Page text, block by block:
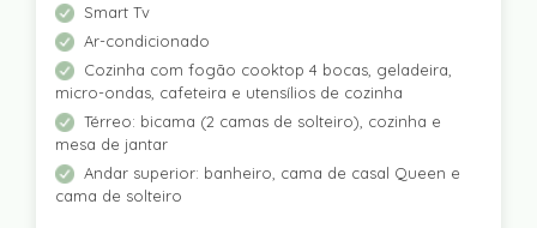
Smart Tv
Ar-condicionado
Cozinha com fogão cooktop 4 bocas, geladeira,
micro-ondas, cafeteira e utensílios de cozinha
Térreo: bicama (2 camas de solteiro), cozinha e
mesa de jantar
Andar superior: banheiro, cama de casal Queen e
cama de solteiro